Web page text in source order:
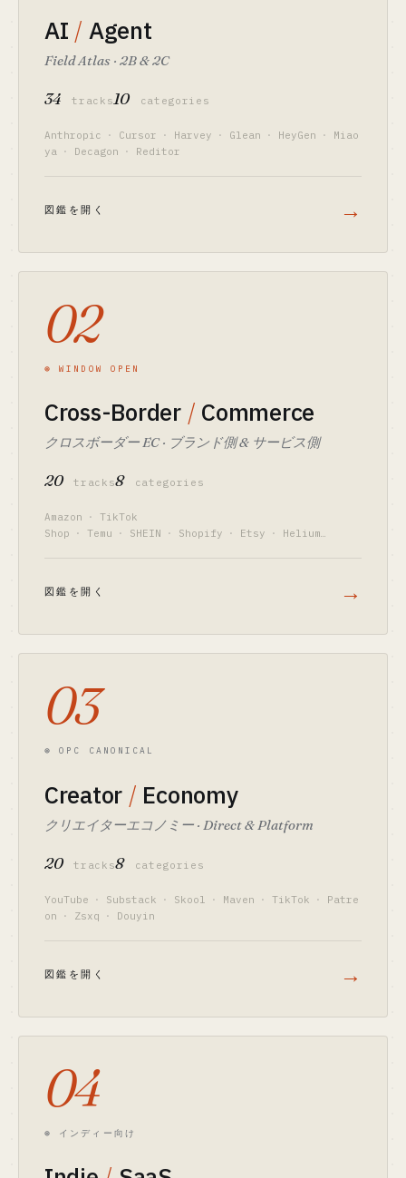
AI / Agent
Field Atlas · 2B & 2C
34 tracks 10 categories
Anthropic · Cursor · Harvey · Glean · HeyGen ·
Miao
ya
· Decagon · Reditor
図鑑を開く →
02
⊛ WINDOW OPEN
Cross-Border / Commerce
クロスボーダー EC · ブランド側 & サービス側
20 tracks8 categories
Amazon ·
TikTok
Shop
· Temu · SHEIN · Shopify · Etsy ·
Helium
図鑑を開く →
03
⊛ OPC CANONICAL
Creator / Economy
クリエイターエコノミー · Direct & Platform
20 tracks8 categories
YouTube · Substack · Skool · Maven · TikTok ·
Patre
on
· Zsxq · Douyin
図鑑を開く →
04
⊛ インディー向け